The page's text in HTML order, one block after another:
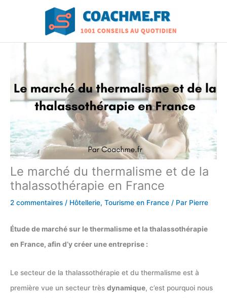
Le marché du thermalisme et de la
thalassothérapie en France
2 commentaires / Hôtellerie, Tourisme en France / Par Pierre
Étude de marché sur le thermalisme et la thalassothérapie
en France, afin d’y créer une entreprise :
Le secteur de la thalassothérapie et du thermalisme est à
première vue un secteur très dynamique, c’est pourquoi nous